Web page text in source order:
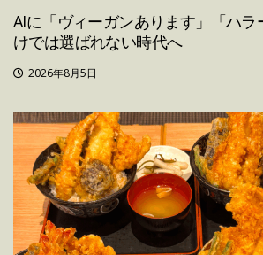
AIに「ヴィーガンあります」「ハ
けでは選ばれない時代へ
2026年8月5日